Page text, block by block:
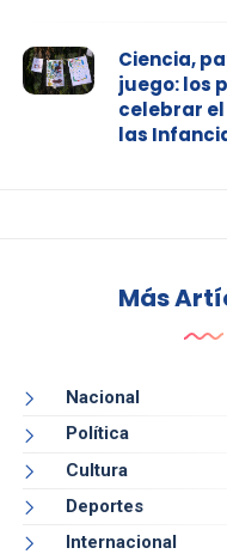
Ciencia,
juego: los
celebrar el
las
Más
Nacional
Política
Cultura
Deportes
Internacional